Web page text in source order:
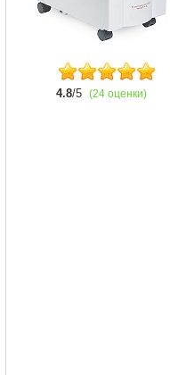
4.8/5 (24 оценки)